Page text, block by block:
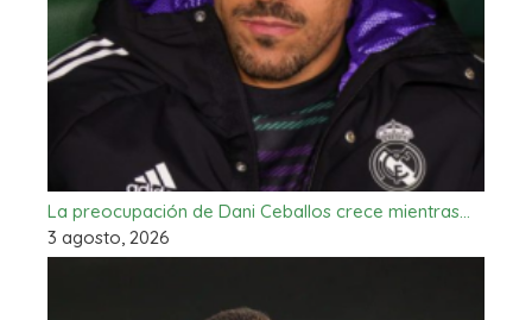
La preocupación de Dani Ceballos crece mientras…
3 agosto, 2026